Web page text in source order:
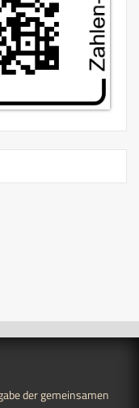
der gemeinsamen